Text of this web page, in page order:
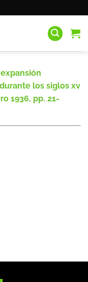
expansión
los siglos xv
1936, pp. 21-